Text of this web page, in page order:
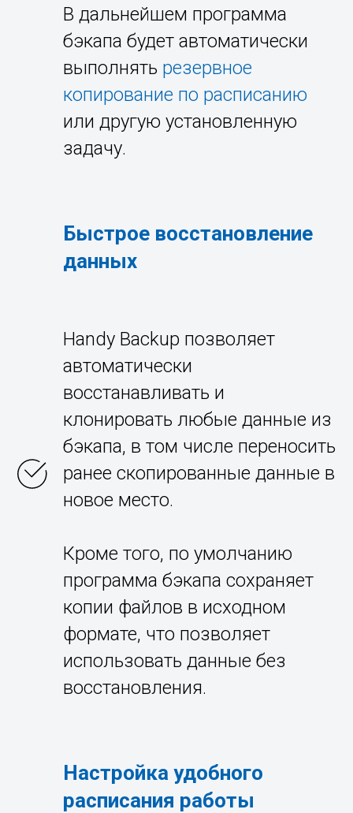
В дальнейшем программа
бэкапа будет автоматически
выполнять резервное
копирование по расписанию
или другую установленную
задачу.
Быстрое восстановление
данных
Handy Backup позволяет
автоматически
восстанавливать и
клонировать любые данные из
бэкапа, в том числе переносить
ранее скопированные данные в
новое место.
Кроме того, по умолчанию
программа бэкапа сохраняет
копии файлов в исходном
формате, что позволяет
использовать данные без
восстановления.
Настройка удобного
расписания работы